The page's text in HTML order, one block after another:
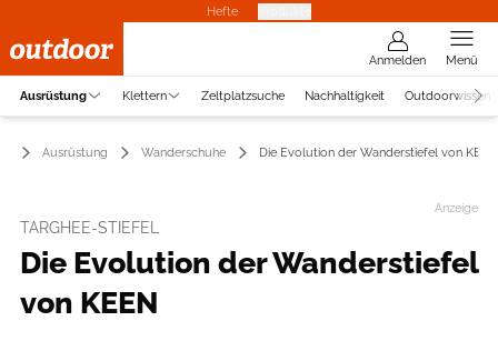
Hefte
Anmelden Menü
Ausrüstung Klettern Zeltplatzsuche Nachhaltigkeit Outdoorwissen
Ausrüstung Wanderschuhe Die Evolution der Wanderstiefel von KEEN
Anzeige
TARGHEE-STIEFEL
Die Evolution der Wanderstiefel
von KEEN